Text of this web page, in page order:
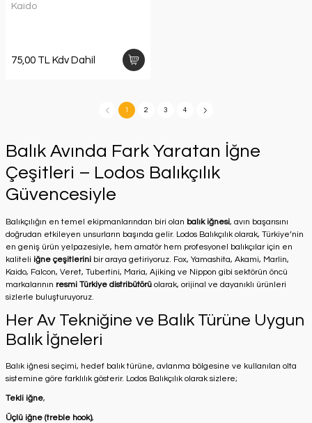
Kaido
75,00 TL Kdv Dahil
1 2 3 4
Balık Avında Fark Yaratan İğne
Çeşitleri – Lodos Balıkçılık
Güvencesiyle
Balıkçılığın en temel ekipmanlarından biri olan balık iğnesi, avın başarısını
doğrudan etkileyen unsurların başında gelir. Lodos Balıkçılık olarak, Türkiye’nin
en geniş ürün yelpazesiyle, hem amatör hem profesyonel balıkçılar için en
kaliteli iğne çeşitlerini bir araya getiriyoruz. Fox, Yamashita, Akami, Marlin,
Kaido, Falcon, Veret, Tubertini, Maria, Ajiking ve Nippon gibi sektörün öncü
markalarının resmi Türkiye distribütörü olarak, orijinal ve dayanıklı ürünleri
sizlerle buluşturuyoruz.
Her Av Tekniğine ve Balık Türüne Uygun
Balık İğneleri
Balık iğnesi seçimi, hedef balık türüne, avlanma bölgesine ve kullanılan olta
sistemine göre farklılık gösterir. Lodos Balıkçılık olarak sizlere;
Tekli iğne,
Üçlü iğne (treble hook),